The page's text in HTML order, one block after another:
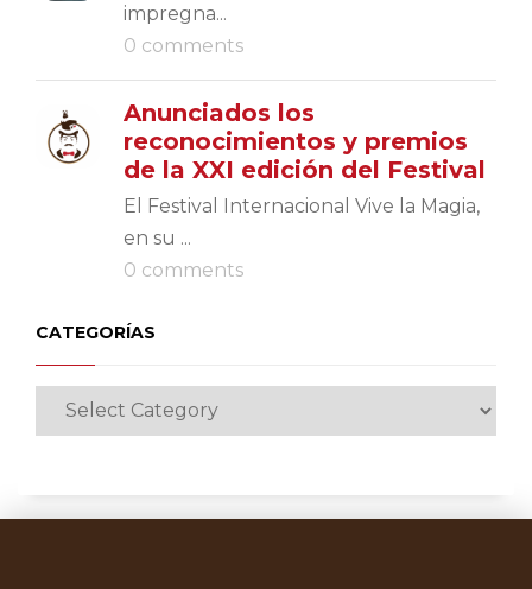
impregna...
0 comments
Anunciados los
reconocimientos y premios
de la XXI edición del Festival
El Festival Internacional Vive la Magia,
en su ...
0 comments
CATEGORÍAS